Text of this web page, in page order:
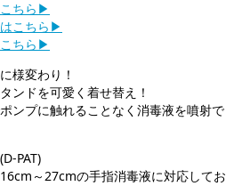
こちら▶︎
はこちら▶︎
こちら▶︎
様変わり！
ンドを可愛く着せ替え！
ンプに触れることなく消毒液を噴射で
PAT)
～27cmの手指消毒液に対応してお